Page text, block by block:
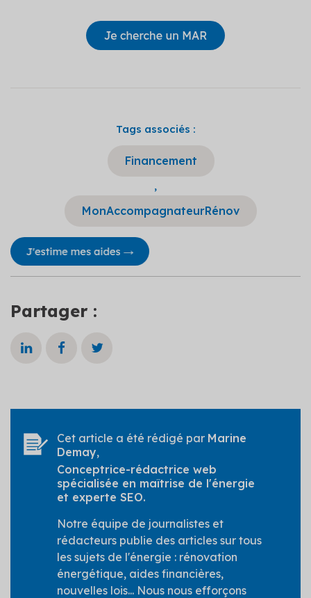
Partager :
Tags associés :
Financement
,
MonAccompagnateurRénov
Cet article a été rédigé par Marine
Demay,
Conceptrice-rédactrice web
spécialisée en maîtrise de l'énergie
et experte SEO.
Notre équipe de journalistes et
rédacteurs publie des articles sur tous
les sujets de l'énergie : rénovation
énergétique, aides financières,
nouvelles lois... Nous nous efforçons